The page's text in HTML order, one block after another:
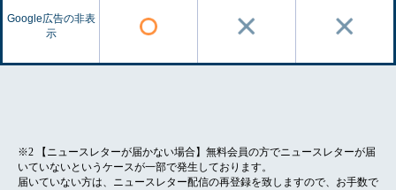
Google広告の非表
示
※2 【ニュースレターが届かない場合】無料会員の方でニュースレターが届
いていないというケースが一部で発生しております。
届いていない方は、ニュースレター配信の再登録を致しますので、お手数で